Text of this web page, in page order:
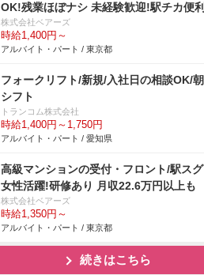
OK!残業ほぼナシ 未経験歓迎!駅チカ便利
株式会社ベアーズ
時給1,400円～
アルバイト・パート / 東京都
フォークリフト/新規/入社日の相談OK/朝
シフト
トランコム株式会社
時給1,400円～1,750円
アルバイト・パート / 愛知県
高級マンションの受付・フロント/駅スグ
女性活躍!研修あり 月収22.6万円以上も
株式会社ベアーズ
時給1,350円～
アルバイト・パート / 東京都
続きはこちら